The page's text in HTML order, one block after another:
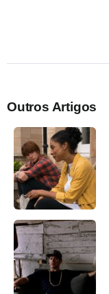
Outros Artigos